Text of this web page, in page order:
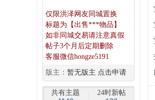
泽
仅限洪泽网友同城置换
标题为【出售***物品】
如非同城交易请注意真假
帖子3个月后定期删除
客服微信hongze5191
版主： 暂无版主 点击申请
共有主题 24时新帖